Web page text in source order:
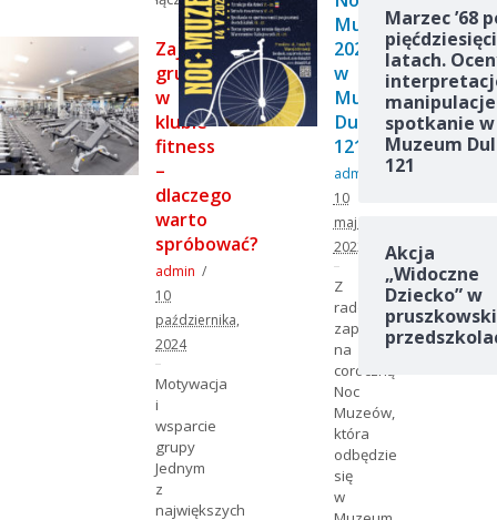
Zajęcia
grupowe
w
klubie
fitness
–
dlaczego
warto
spróbować?
admin
10
października,
2024
Motywacja
i
wsparcie
grupy
Jednym
z
największych
Muzeów
2022
w
Muzeum
Dulag
121
admin
10
maja,
2022
Z
radością
zapraszamy
na
coroczną
Noc
Muzeów,
która
odbędzie
się
w
Marzec ’68
latach.
spotkanie w
Muzeum
121
Akcja
„Widoczne
Dziecko” w